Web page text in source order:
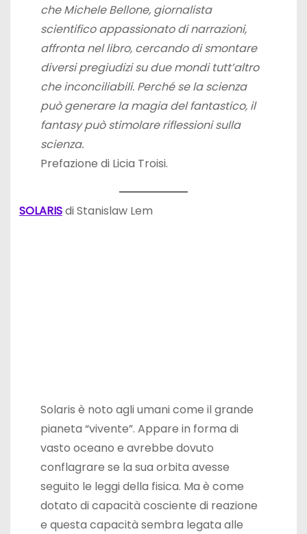
che Michele Bellone, giornalista
scientifico appassionato di narrazioni,
affronta nel libro, cercando di smontare
diversi pregiudizi su due mondi tutt’altro
che inconciliabili. Perché se la scienza
può generare la magia del fantastico, il
fantasy può stimolare riflessioni sulla
scienza.
Prefazione di Licia Troisi.
SOLARISdi Stanislaw Lem
Solaris è noto agli umani come il grande
pianeta “vivente”. Appare in forma di
vasto oceano e avrebbe dovuto
conflagrare se la sua orbita avesse
seguito le leggi della fisica. Ma è come
dotato di capacità cosciente di reazione
e questa capacità sembra legata alle